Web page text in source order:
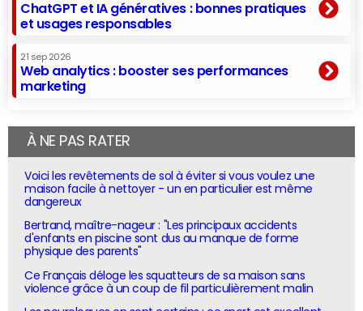
ChatGPT et IA génératives : bonnes pratiques
et usages responsables
21 sep 2026
Web analytics : booster ses performances
marketing
À NE PAS RATER
Voici les revêtements de sol à éviter si vous voulez une
maison facile à nettoyer - un en particulier est même
dangereux
Bertrand, maître-nageur : "Les principaux accidents
d'enfants en piscine sont dus au manque de forme
physique des parents"
Ce Français déloge les squatteurs de sa maison sans
violence grâce à un coup de fil particulièrement malin